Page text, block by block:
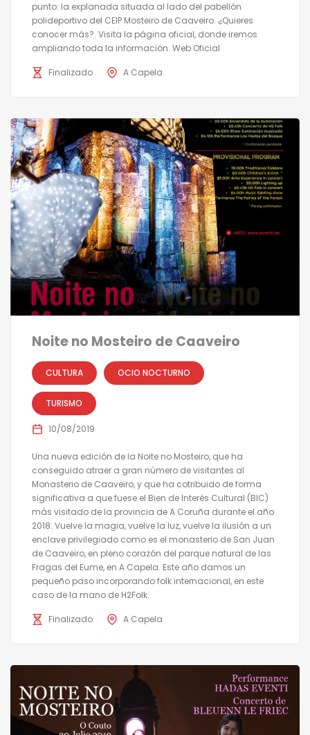
punto: la explanada situada al lado del pabellón
polideportivo del CEIP Mosteiro de Caaveiro. ¿Quieres
conocer más?. Visita la página oficial, donde iremos
ampliando toda la información. Web Oficial
Finalizado A Capela
Noite no Mosteiro de Caaveiro
CULTURA OCIO NOCTURNO
TURISMO
10/08/2019
Una nueva edición de la Noite no Mosteiro, que ha
conseguido atraer a gran número de visitantes al
Monasterio de Caaveiro, y que ha cotribuido de forma
significativa a que fuese el Bien de Interés Cultural (BIC)
más visitado de la provincia de A Coruña durante el año
2018. Vuelve la magia, vuelve la luz, vuelve la ilusión a un
enclave privilegiado como es el monasterio de San Juan
de Caaveiro, en pleno corazón del parque natural de las
Fragas del Eume, en A Capela. Este año damos un
pequeño paso incorporando folk internacional, en este
caso de la mano de H2Folk.
Finalizado A Capela